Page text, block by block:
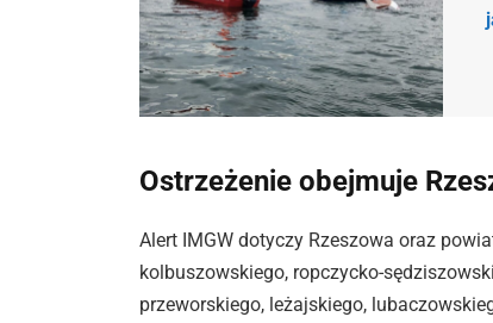
Ostrzeżenie obejmuje
Alert IMGW dotyczy Rzeszowa oraz
kolbuszowskiego, ropczycko-
przeworskiego, leżajskiego,